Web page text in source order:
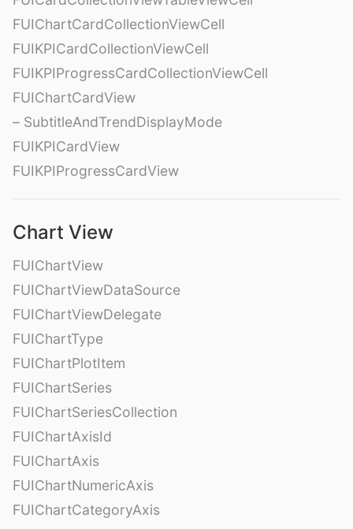
FUIChartCardCollectionViewCell
FUIKPICardCollectionViewCell
FUIKPIProgressCardCollectionViewCell
FUIChartCardView
– SubtitleAndTrendDisplayMode
FUIKPICardView
FUIKPIProgressCardView
Chart View
FUIChartView
FUIChartViewDataSource
FUIChartViewDelegate
FUIChartType
FUIChartPlotItem
FUIChartSeries
FUIChartSeriesCollection
FUIChartAxisId
FUIChartAxis
FUIChartNumericAxis
FUIChartCategoryAxis